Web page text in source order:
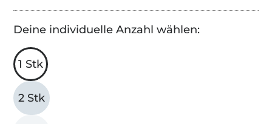
Deine individuelle Anzahl wählen:
1 Stk
2 Stk